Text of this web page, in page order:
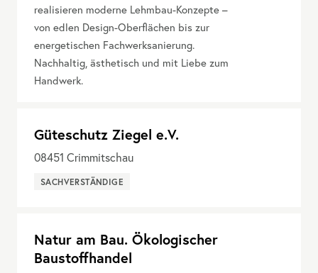
realisieren moderne Lehmbau-Konzepte –
von edlen Design-Oberflächen bis zur
energetischen Fachwerksanierung.
Nachhaltig, ästhetisch und mit Liebe zum
Handwerk.
Güteschutz Ziegel e.V.
08451 Crimmitschau
SACHVERSTÄNDIGE
Natur am Bau. Ökologischer
Baustoffhandel